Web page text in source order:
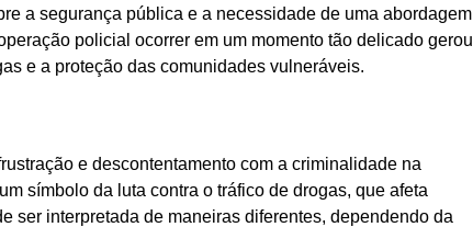
a segurança pública e a necessidade de uma abordagem
policial ocorrer em um momento tão delicado gerou
e a proteção das comunidades vulneráveis.
e descontentamento com a criminalidade na
símbolo da luta contra o tráfico de drogas, que afeta
ser interpretada de maneiras diferentes, dependendo da